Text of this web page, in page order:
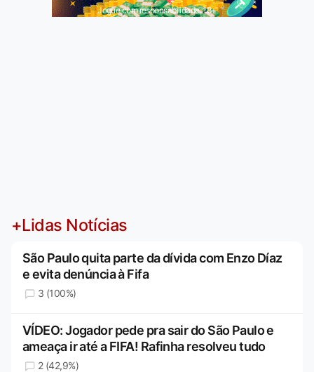
Jogue com responsabilidade. 18+
+Lidas Notícias
São Paulo quita parte da dívida com Enzo Díaz
e evita denúncia à Fifa
3 (100%)
VÍDEO: Jogador pede pra sair do São Paulo e
ameaça ir até a FIFA! Rafinha resolveu tudo
2 (42,9%)